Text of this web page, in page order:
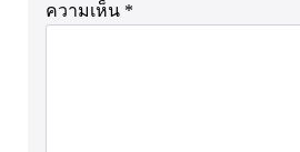
ความเห็น *